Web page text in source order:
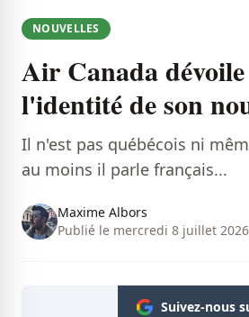
NOUVELLES
Air Canada
l'identité de son
Il n'est pas québécois ni
au moins il parle français...
Maxime Albors
Publié le mercredi 8 juillet
Suivez-nous